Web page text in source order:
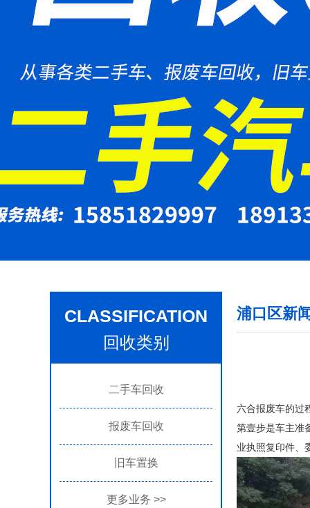
CLASSIFICATION
回收类别
二手车回收
报废车回收
旧车置换
更多业务 >>
浦口区新
六合报废车的过
第壹步是车主准
业执照复印件、